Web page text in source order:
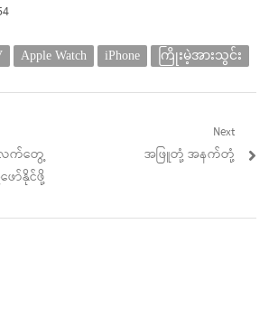
Apple Watch iPhone ကြိုးမဲ့အားသွင်း
က်တွေ့
ာ်နိုင်ဖို့
Next
Next
အဖြူတုံ့ အနက်တုံ့